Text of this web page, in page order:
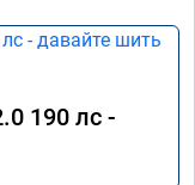
190 лс -